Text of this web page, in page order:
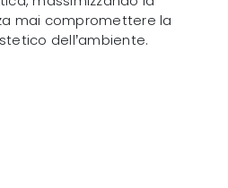
mai compromettere la
dell’ambiente.